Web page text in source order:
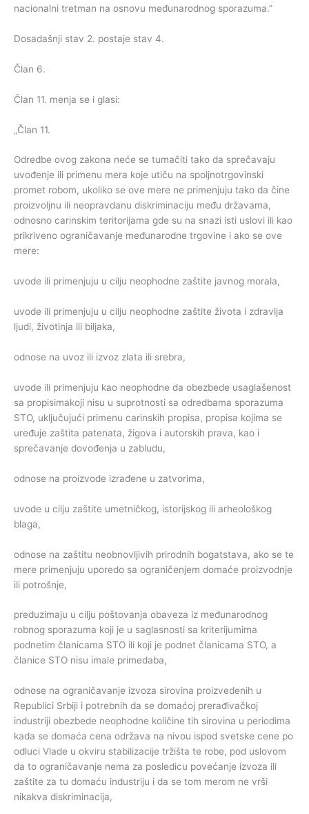
nacionalni tretman na osnovu međunarodnog sporazuma.”
Dosadašnji stav 2. postaje stav 4.
Član 6.
Član 11. menja se i glasi:
„Član 11.
Odredbe ovog zakona neće se tumačiti tako da sprečavaju
uvođenje ili primenu mera koje utiču na spoljnotrgovinski
promet robom, ukoliko se ove mere ne primenjuju tako da čine
proizvoljnu ili neopravdanu diskriminaciju među državama,
odnosno carinskim teritorijama gde su na snazi isti uslovi ili kao
prikriveno ograničavanje međunarodne trgovine i ako se ove
mere:
uvode ili primenjuju u cilju neophodne zaštite javnog morala,
uvode ili primenjuju u cilju neophodne zaštite života i zdravlja
ljudi, životinja ili biljaka,
odnose na uvoz ili izvoz zlata ili srebra,
uvode ili primenjuju kao neophodne da obezbede usaglašenost
sa propisimakoji nisu u suprotnosti sa odredbama sporazuma
STO, uključujući primenu carinskih propisa, propisa kojima se
uređuje zaštita patenata, žigova i autorskih prava, kao i
sprečavanje dovođenja u zabludu,
odnose na proizvode izrađene u zatvorima,
uvode u cilju zaštite umetničkog, istorijskog ili arheološkog
blaga,
odnose na zaštitu neobnovljivih prirodnih bogatstava, ako se te
mere primenjuju uporedo sa ograničenjem domaće proizvodnje
ili potrošnje,
preduzimaju u cilju poštovanja obaveza iz međunarodnog
robnog sporazuma koji je u saglasnosti sa kriterijumima
podnetim članicama STO ili koji je podnet članicama STO, a
članice STO nisu imale primedaba,
odnose na ograničavanje izvoza sirovina proizvedenih u
Republici Srbiji i potrebnih da se domaćoj prerađivačkoj
industriji obezbede neophodne količine tih sirovina u periodima
kada se domaća cena održava na nivou ispod svetske cene po
odluci Vlade u okviru stabilizacije tržišta te robe, pod uslovom
da to ograničavanje nema za posledicu povećanje izvoza ili
zaštite za tu domaću industriju i da se tom merom ne vrši
nikakva diskriminacija,